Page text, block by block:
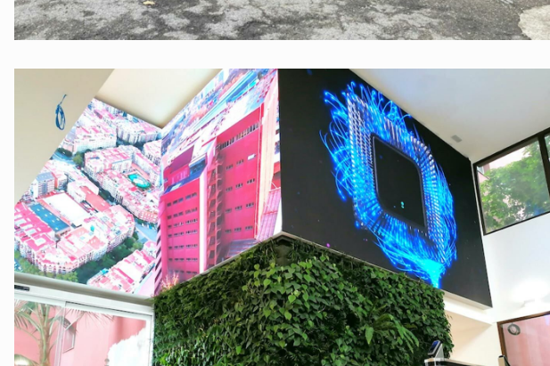
©B.E.G. Brück Electronic GmbH